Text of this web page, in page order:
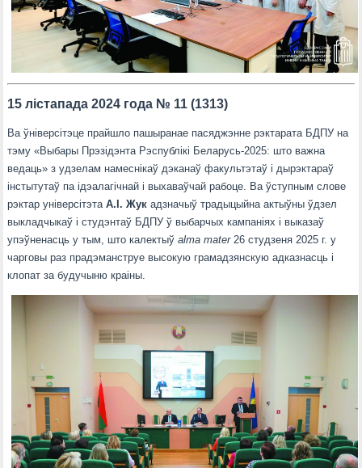
15 лістапада 2024 года № 11 (1313)
Ва ўніверсітэце прайшло пашыранае пасяджэнне рэктарата БДПУ на
тэму «Выбары Прэзідэнта Рэспублікі Беларусь-2025: што важна
ведаць» з удзелам намеснікаў дэканаў факультэтаў і дырэктараў
інстытутаў па ідэалагічнай і выхаваўчай рабоце. Ва ўступным слове
рэктар універсітэтаА.І. Жук адзначыў традыцыйна актыўны ўдзел
выкладчыкаў і студэнтаў БДПУ ў выбарчых кампаніях і выказаў
упэўненасць у тым, што калектыўalma mater26 студзеня 2025 г. у
чарговы раз прадэманструе высокую грамадзянскую адказнасць і
клопат за будучыню краіны.